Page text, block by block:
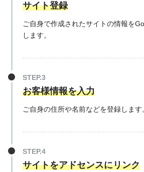
サイト登録
ご自身で作成されたサイトの情報を
します。
お客様情報を入力
ご自身の住所や名前などを登録します
サイトをアドセンスにリンク